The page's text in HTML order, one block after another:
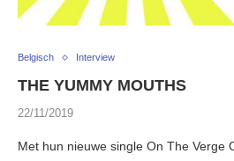
Belgisch Interview
THE YUMMY MOUTHS
22/11/2019
Met hun nieuwe single On The Verge